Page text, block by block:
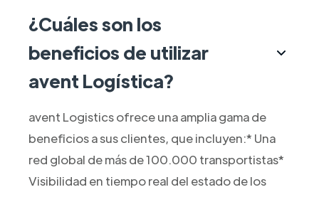
¿Cuáles son los
beneficios de utilizar
avent Logística?
avent Logistics ofrece una amplia gama de
beneficios a sus clientes, que incluyen:* Una
red global de más de 100.000 transportistas*
Visibilidad en tiempo real del estado de los